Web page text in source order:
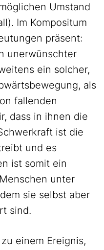
Umstand
Im Kompositum
präsent:
unerwünschter
ein solcher,
als
fallenden
dass in ihnen die
ist die
und es
ist somit ein
unter
sie selbst aber
sind.
einem Ereignis,